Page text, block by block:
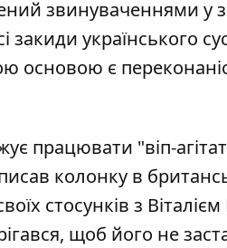
звинуваченнями у
українського
основою є
працювати "віп-
колонку в
стосунків з
щоб його не